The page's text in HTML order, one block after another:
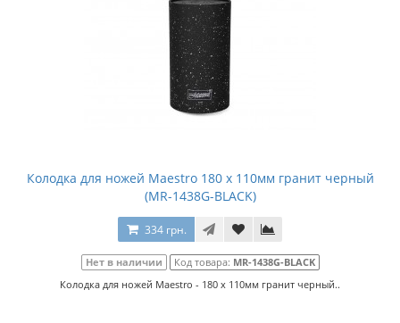
Колодка для ножей Maestro 180 x 110мм гранит черный
(MR-1438G-BLACK)
334 грн.
Нет в наличии Код товара: MR-1438G-BLACK
Колодка для ножей Maestro - 180 x 110мм гранит черный..